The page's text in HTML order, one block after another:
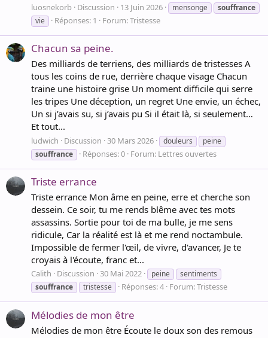
luosnekorb Discussion 13 Juin 2026 mensonge
souffrance
vie
Réponses: 1 Forum:Tristesse
Chacun sa peine.
Des milliards de terriens, des milliards de tristesses A
tous les coins de rue, derrière chaque visage Chacun
traine une histoire grise Un moment difficile qui serre
les tripes Une déception, un regret Une envie, un échec,
Un si j’avais su, si j’avais pu Si il était là, si seulement…
Et tout...
ludwich Discussion 30 Mars 2026 douleurs
peine
souffrance
Réponses: 0 Forum: Lettres ouvertes
Triste errance
Triste errance Mon âme en peine, erre et cherche son
dessein. Ce soir, tu me rends blême avec tes mots
assassins. Sortie pour toi de ma bulle, je me sens
ridicule, Car la réalité est là et me rend noctambule.
Impossible de fermer l'œil, de vivre, d'avancer, Je te
croyais à l'écoute, franc et...
Calith Discussion 30 Mai 2022 peine
sentiments
souffrance
tristesse Réponses: 4 Forum:Tristesse
Mélodies de mon être
Mélodies de mon être Écoute le doux son des remous